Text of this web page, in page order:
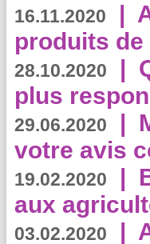
16.11.2020 |
produits de
28.10.2020 |
plus
29.06.2020 |
votre avis
19.02.2020 |
aux
03.02.2020 |